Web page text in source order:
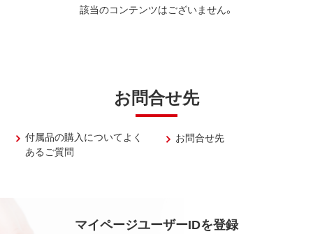
該当のコンテンツはございません。
お問合せ先
付属品の購入についてよく
あるご質問
お問合せ先
マイページユーザーIDを登録